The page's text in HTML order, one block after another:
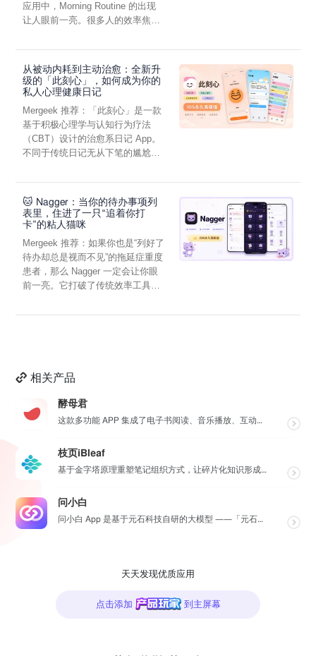
1. AI 4倍超分辨率放大功能
2. 自动抠人像功能
5. 可以智能调整大小的滤镜
- 模糊
• 动态模糊
• 缩放模糊
- 扭曲效果
• 圆形放射扭曲
• 环形环绕扭曲
• 菱形扭曲
• 孔扭曲
• 挤压扭曲
• 环形扭曲
• 旋转扭曲
• 漩涡扭曲
• 去杂色
• 棋盘
• 添加杂色
• 焦点
• 阳光
• 竖条纹
应用中，Morning Routine 的出现
让人眼前一亮。很多人的效率焦
从被动内耗到主动治愈：全新升
级的「此刻心」，如何成为你的
私人心理健康日记
Mergeek 推荐：「此刻心」是一款
基于积极心理学与认知行为疗法
（CBT）设计的治愈系日记 App。
不同于传统日记无从下笔的尴尬，
🐱 Nagger：当你的待办事项列
表里，住进了一只“追着你打
卡”的粘人猫咪
Mergeek 推荐：如果你也是“列好了
待办却总是视而不见”的拖延症重度
患者，那么 Nagger 一定会让你眼
前一亮。它打破了传统效率工具冰
相关产品
酵母君
这款多功能 APP 集成了电子书阅读、音乐播放、互动卡片、漫画阅读、3D 模型预览及个性相册六大核心...
枝页iBleaf
基于金字塔原理重塑笔记组织方式，让碎片化知识形成清晰有序的 结构，更有 AI 助力高效记录灵感、一键...
问小白
问小白 App 是基于元石科技自研的大模型 ——「元石大模型」，所推出的 AI 智能助手应用，旨在为...
天天发现优质应用
点击添加 到主屏幕